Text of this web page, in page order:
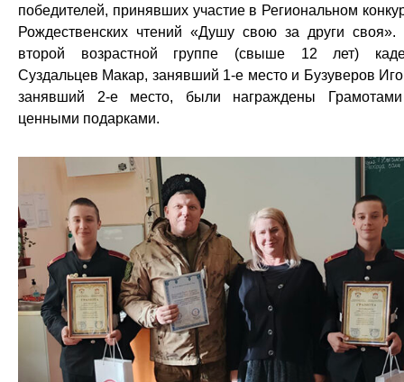
победителей, принявших участие в Региональном
Рождественских чтений «Душу свою за други своя».
второй возрастной группе (свыше 12 лет)
Суздальцев Макар, занявший 1-е место и Бузуверов
занявший 2-е место, были награждены
ценными подарками.